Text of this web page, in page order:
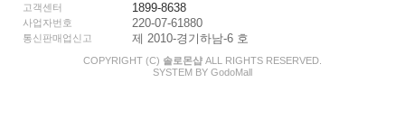
고객센터 1899-8638
사업자번호 220-07-61880
통신판매업신고 제 2010-경기하남-6 호
COPYRIGHT (C) 솔로몬샵 ALL RIGHTS RESERVED.
SYSTEM BY GodoMall